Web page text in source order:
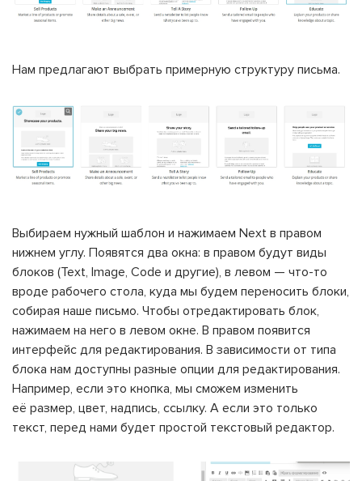
Нам предлагают выбрать примерную структуру письма.
Выбираем нужный шаблон и нажимаем Next в правом
нижнем углу. Появятся два окна: в правом будут виды
блоков (Text, Image, Code и другие), в левом — что-то
вроде рабочего стола, куда мы будем переносить блоки,
собирая наше письмо. Чтобы отредактировать блок,
нажимаем на него в левом окне. В правом появится
интерфейс для редактирования. В зависимости от типа
блока нам доступны разные опции для редактирования.
Например, если это кнопка, мы сможем изменить
её размер, цвет, надпись, ссылку. А если это только
текст, перед нами будет простой текстовый редактор.